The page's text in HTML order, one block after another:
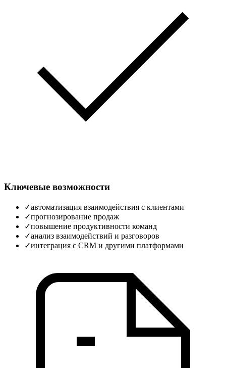
Ключевые возможности
✓автоматизация взаимодействия с клиентами
✓прогнозирование продаж
✓повышение продуктивности команд
✓анализ взаимодействий и разговоров
✓интеграция с CRM и другими платформами